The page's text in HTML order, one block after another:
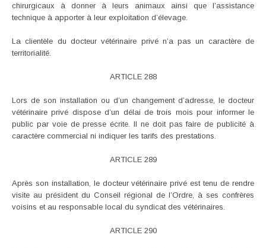
chirurgicaux à donner à leurs animaux ainsi que l’assistance
technique à apporter à leur exploitation d’élevage.
La clientèle du docteur vétérinaire privé n’a pas un caractère de
territorialité.
ARTICLE 288
Lors de son installation ou d’un changement d’adresse, le docteur
vétérinaire privé dispose d’un délai de trois mois pour informer le
public par voie de presse écrite. Il ne doit pas faire de publicité à
caractère commercial ni indiquer les tarifs des prestations.
ARTICLE 289
Après son installation, le docteur vétérinaire privé est tenu de rendre
visite au président du Conseil régional de l’Ordre, à ses confrères
voisins et au responsable local du syndicat des vétérinaires.
ARTICLE 290